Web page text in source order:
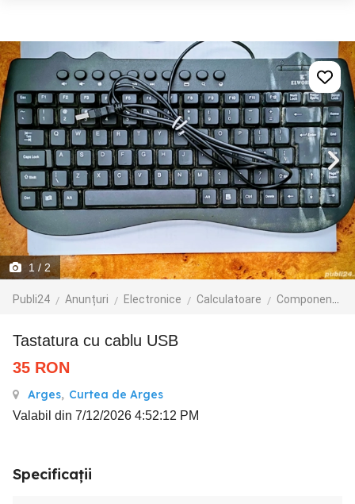
1 / 2
Publi24 Anunțuri Electronice Calculatoare Componente
Tastatura cu cablu USB
35 RON
Arges, Curtea de Arges
Valabil din 7/12/2026 4:52:12 PM
Specificații